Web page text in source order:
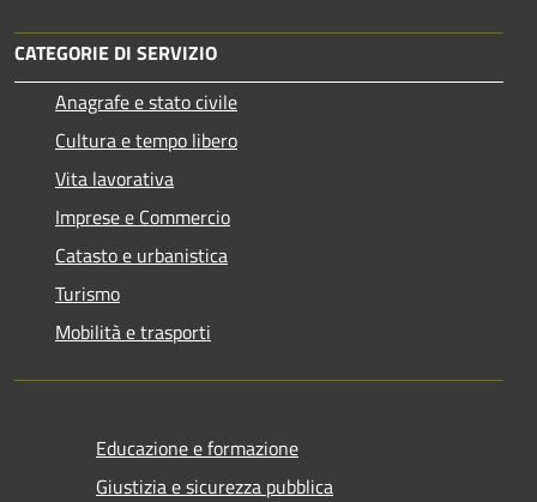
CATEGORIE DI SERVIZIO
Anagrafe e stato civile
Cultura e tempo libero
Vita lavorativa
Imprese e Commercio
Catasto e urbanistica
Turismo
Mobilità e trasporti
Educazione e formazione
Giustizia e sicurezza pubblica